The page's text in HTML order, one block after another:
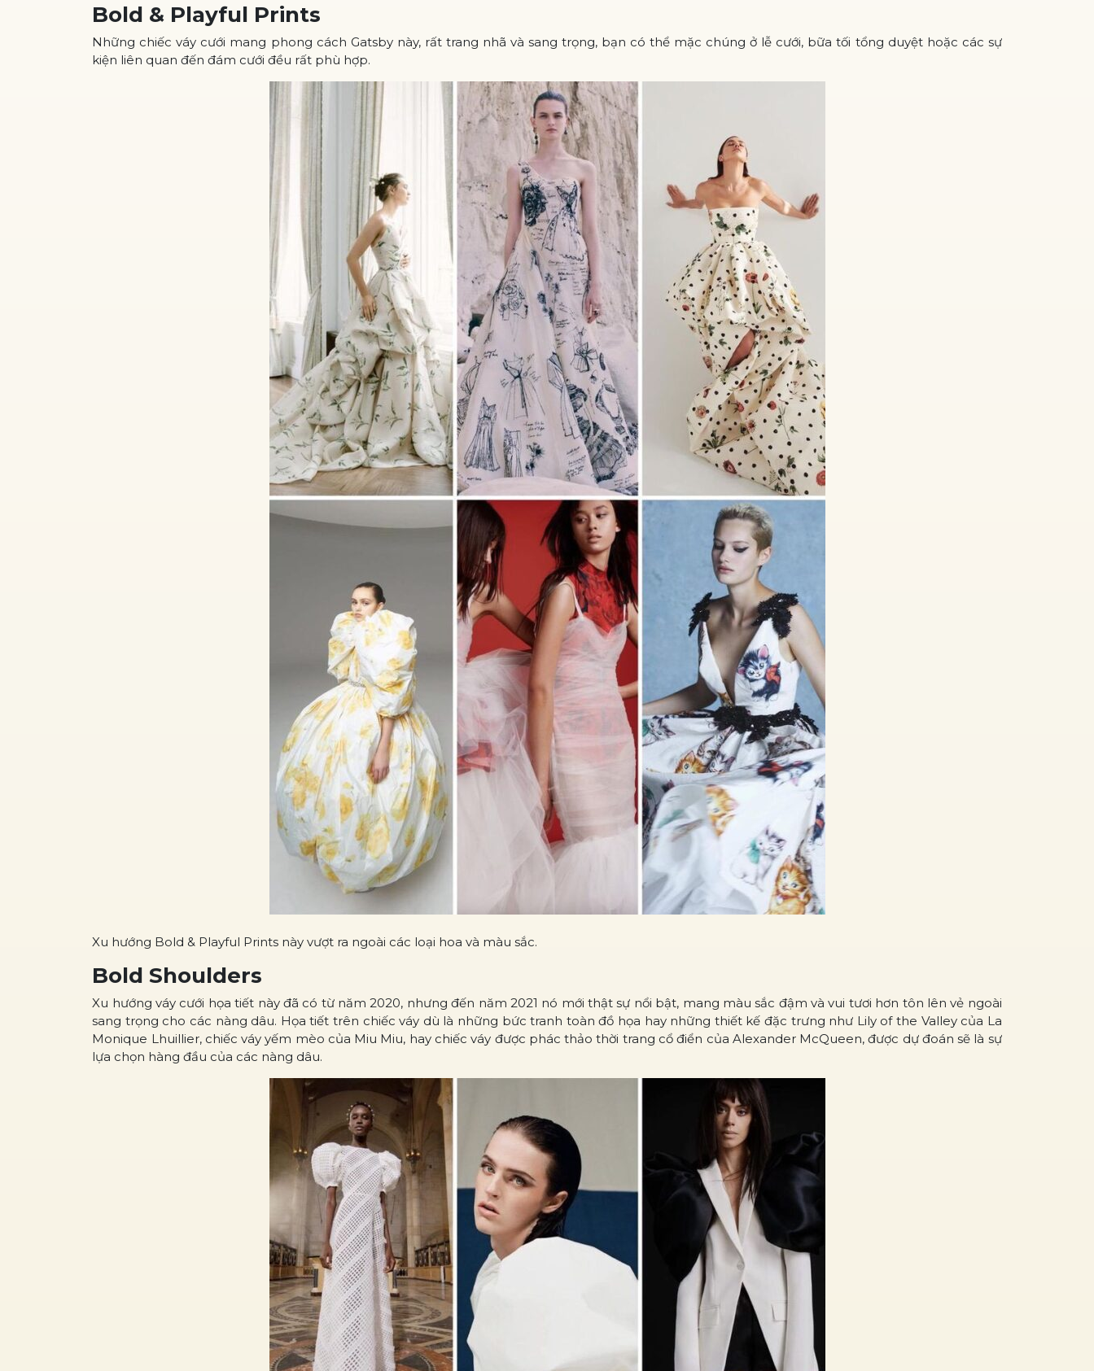
Bold & Playful Prints
Những chiếc váy cưới mang phong cách Gatsby này, rất trang nhã và sang trọng, bạn có thể mặc chúng ở lễ cưới, bữa tối tổng duyệt hoặc các sự
kiện liên quan đến đám cưới đều rất phù hợp.
Xu hướng Bold & Playful Prints này vượt ra ngoài các loại hoa và màu sắc.
Bold Shoulders
Xu hướng váy cưới họa tiết này đã có từ năm 2020, nhưng đến năm 2021 nó mới thật sự nổi bật, mang màu sắc đậm và vui tươi hơn tôn lên vẻ ngoài
sang trọng cho các nàng dâu. Họa tiết trên chiếc váy dù là những bức tranh toàn đồ họa hay những thiết kế đặc trưng như Lily of the Valley của La
Monique Lhuillier, chiếc váy yếm mèo của Miu Miu, hay chiếc váy được phác thảo thời trang cổ điển của Alexander McQueen, được dự đoán sẽ là sự
lựa chọn hàng đầu của các nàng dâu.